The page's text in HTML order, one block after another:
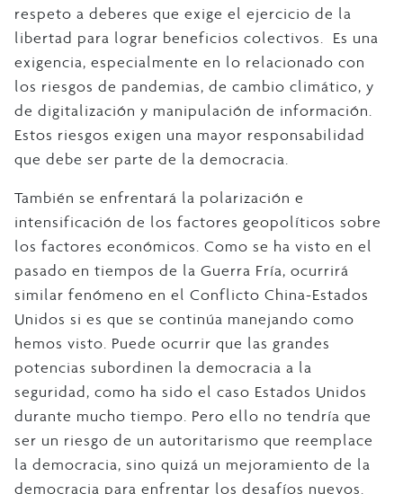
respeto a deberes que exige el ejercicio de la
libertad para lograr beneficios colectivos. Es una
exigencia, especialmente en lo relacionado con
los riesgos de pandemias, de cambio climático, y
de digitalización y manipulación de información.
Estos riesgos exigen una mayor responsabilidad
que debe ser parte de la democracia.
También se enfrentará la polarización e
intensificación de los factores geopolíticos sobre
los factores económicos. Como se ha visto en el
pasado en tiempos de la Guerra Fría, ocurrirá
similar fenómeno en el Conflicto China-Estados
Unidos si es que se continúa manejando como
hemos visto. Puede ocurrir que las grandes
potencias subordinen la democracia a la
seguridad, como ha sido el caso Estados Unidos
durante mucho tiempo. Pero ello no tendría que
ser un riesgo de un autoritarismo que reemplace
la democracia, sino quizá un mejoramiento de la
democracia para enfrentar los desafíos nuevos.